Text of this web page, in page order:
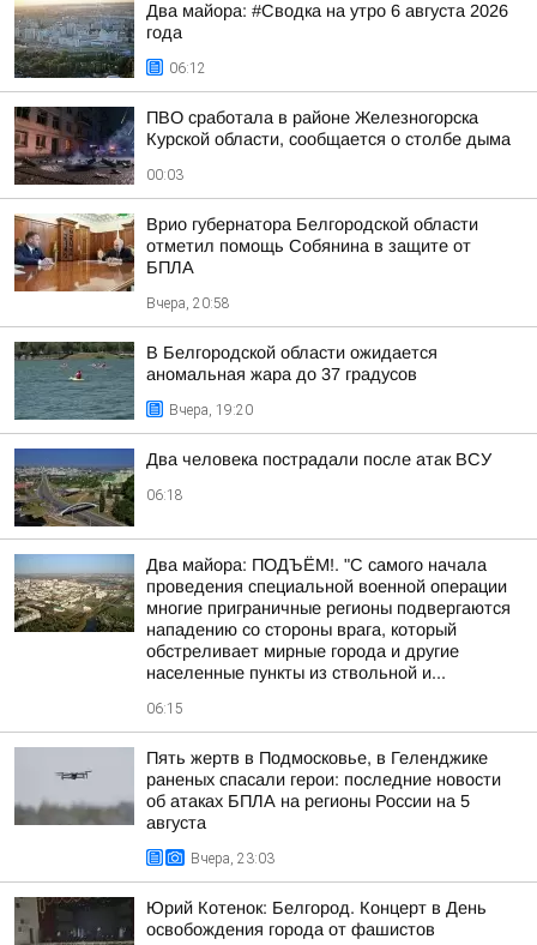
Два майора: #Сводка на утро 6 августа 2026
года
06:12
ПВО сработала в районе Железногорска
Курской области, сообщается о столбе дыма
00:03
Врио губернатора Белгородской области
отметил помощь Собянина в защите от
БПЛА
Вчера, 20:58
В Белгородской области ожидается
аномальная жара до 37 градусов
Вчера, 19:20
Два человека пострадали после атак ВСУ
06:18
Два майора: ПОДЪЁМ!. "С самого начала
проведения специальной военной операции
многие приграничные регионы подвергаются
нападению со стороны врага, который
обстреливает мирные города и другие
населенные пункты из ствольной и...
06:15
Пять жертв в Подмосковье, в Геленджике
раненых спасали герои: последние новости
об атаках БПЛА на регионы России на 5
августа
Вчера, 23:03
Юрий Котенок: Белгород. Концерт в День
освобождения города от фашистов